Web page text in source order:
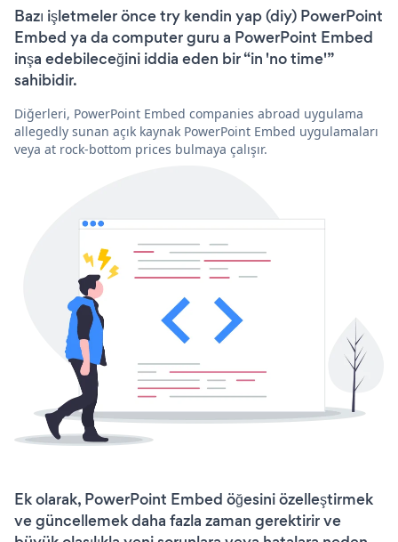
Bazı işletmeler önce try kendin yap (diy) PowerPoint
Embed ya da computer guru a PowerPoint Embed
inşa edebileceğini iddia eden bir “in 'no time'”
sahibidir.
Diğerleri, PowerPoint Embed companies abroad uygulama
allegedly sunan açık kaynak PowerPoint Embed uygulamaları
veya at rock-bottom prices bulmaya çalışır.
Ek olarak, PowerPoint Embed öğesini özelleştirmek
ve güncellemek daha fazla zaman gerektirir ve